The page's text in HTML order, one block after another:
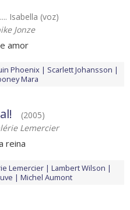
Isabella (voz)
Jonze
amor
Phoenix
Scarlett Johansson
Mara
(2005)
Lemercier
reina
Lemercier
Lambert Wilson
Michel Aumont